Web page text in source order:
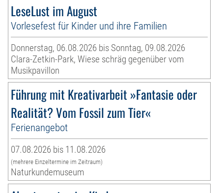
LeseLust im August
Vorlesefest für Kinder und ihre Familien
Donnerstag, 06.08.2026 bis Sonntag, 09.08.2026
Clara-Zetkin-Park, Wiese schräg gegenüber vom
Musikpavillon
Führung mit Kreativarbeit »Fantasie oder
Realität? Vom Fossil zum Tier«
Ferienangebot
07.08.2026 bis 11.08.2026
(mehrere Einzeltermine im Zeitraum)
Naturkundemuseum